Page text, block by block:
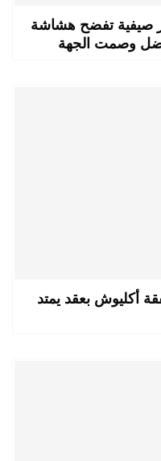
صيفية تفضح هشاشة
وصمت الجهة
أكليوش بعقد يمتد